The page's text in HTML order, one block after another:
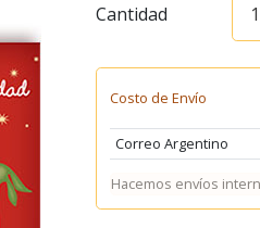
Cantidad
Costo de Envío
Correo Argentino
Hacemos envíos